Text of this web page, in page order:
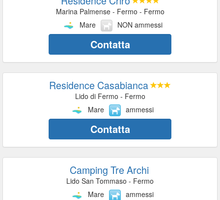
Marina Palmense - Fermo - Fermo
Mare
NON ammessi
Contatta
Residence Casabianca
Lido di Fermo - Fermo
Mare
ammessi
Contatta
Camping Tre Archi
Lido San Tommaso - Fermo
Mare
ammessi